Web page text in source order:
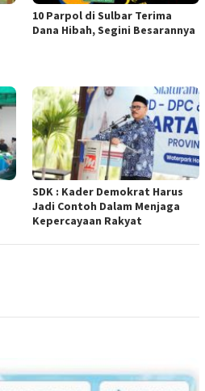
10 Parpol di Sulbar Terima
Dana Hibah, Segini Besarannya
SDK : Kader Demokrat Harus
Jadi Contoh Dalam Menjaga
Kepercayaan Rakyat